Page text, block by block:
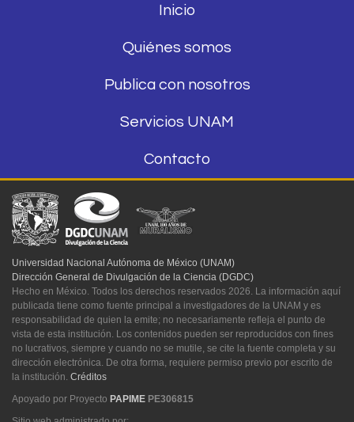
Inicio
Quiénes somos
Publica con nosotros
Servicios UNAM
Contacto
Universidad Nacional Autónoma de México (UNAM)
Dirección General de Divulgación de la Ciencia (DGDC)
Hecho en México. Todos los derechos reservados 2026. La información aquí
publicada tiene como fuente principal a investigadores de la UNAM y es
responsabilidad de quien la emite; no necesariamente refleja el punto de
vista de esta institución. Los contenidos pueden ser reproducidos con fines
no lucrativos, siempre y cuando no se mutile, se cite la fuente completa y su
dirección electrónica. De otra forma, requiere permiso previo por escrito de
la institución. Créditos
Apoyado por Proyecto PAPIME PE306815